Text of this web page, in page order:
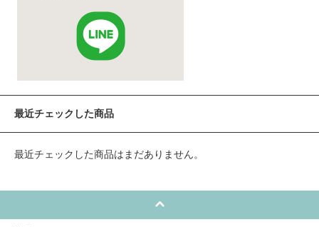
最近チェックした商品
最近チェックした商品はまだありません。